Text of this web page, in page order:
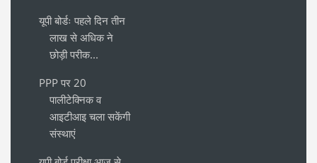
यूपी बोर्डः पहले दिन तीन
लाख से अधिक ने
छोड़ी परीक...
PPP पर 20
पालीटेक्निक व
आइटीआइ चला सकेंगी
संस्थाएं